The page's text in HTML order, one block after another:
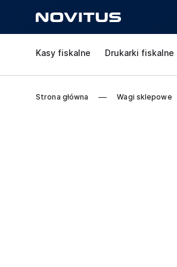
Kasy fiskalne Drukarki fiskalne
Strona główna Wagi sklepowe